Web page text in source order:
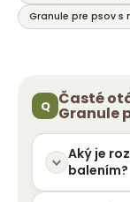
Granule pre psov s
Časté
Granule
Aký je
balením?